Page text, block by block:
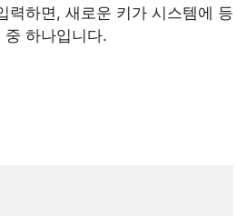
력하면, 새로운 키가 시스템에 등
하나입니다.